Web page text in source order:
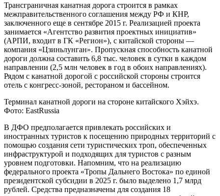
Трансграничная канатная дорога строится в рамках
межправительственного соглашения между РФ и КНР,
заключенного еще в сентябре 2015 г. Реализацией проекта
занимается «Агентство развития проектных инициатив»
(АРПИ, входит в ГК «Регион»), с китайской стороны —
компания «Цзиньлунган». Пропускная способность канатной
дороги должна составить 6,8 тыс. человек в сутки в каждом
направлении (2,5 млн человек в год в обоих направлениях).
Рядом с канатной дорогой с российской стороны строится
отель с конгресс-зоной, рестораном и бассейном.
Терминал канатной дороги на стороне китайского Хэйхэ.
Фото: EastRussia
В ДФО предполагается привлекать российских и
иностранных туристов к посещению природных территорий с
помощью создания сети туристических троп, обеспеченных
инфраструктурой и подходящих для туристов с разным
уровнем подготовки. Напомним, что на реализацию
федерального проекта «Тропы Дальнего Востока» по единой
президентской субсидии в 2025 г. было выделено 1,7 млрд
рублей. Средства предназначены для создания 18